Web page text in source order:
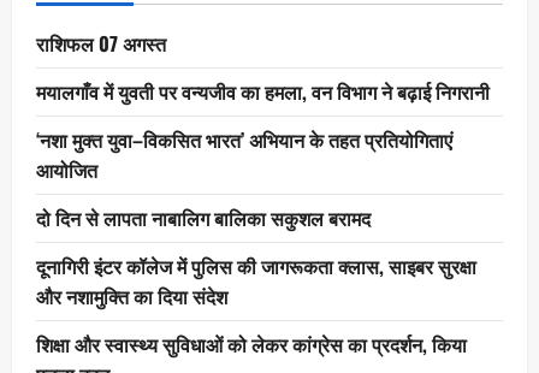
राशिफल 07 अगस्त
मयालगाँव में युवती पर वन्यजीव का हमला, वन विभाग ने बढ़ाई निगरानी
‘नशा मुक्त युवा–विकसित भारत’ अभियान के तहत प्रतियोगिताएं
आयोजित
दो दिन से लापता नाबालिग बालिका सकुशल बरामद
दूनागिरी इंटर कॉलेज में पुलिस की जागरूकता क्लास, साइबर सुरक्षा
और नशामुक्ति का दिया संदेश
शिक्षा और स्वास्थ्य सुविधाओं को लेकर कांग्रेस का प्रदर्शन, किया